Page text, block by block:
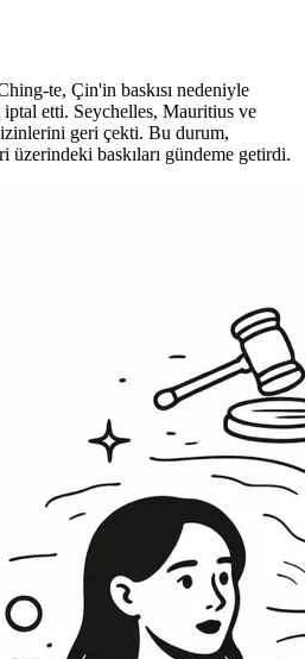
te, Çin'in baskısı nedeniyle
etti. Seychelles, Mauritius ve
geri çekti. Bu durum,
üzerindeki baskıları gündeme getirdi.